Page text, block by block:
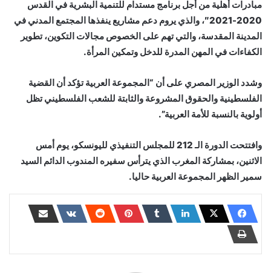
مبادرات أهلية من أجل برنامج مستدام للتنمية البشرية في القدس
2020-2021″، والذي يروم دعم مشاريع ينفذها المجتمع المدني في
المدينة المقدسة، والتي تهم على الخصوص مجالات التكوين، تطوير
الكفاءات في المهن المدرة للدخل وتمكين المرأة.
وشدد الوزير المصري على أن “المجموعة العربية تؤكد أن القضية
الفلسطينية والحقوق المشروعة والثابتة للشعب الفلسطيني تظل
أولوية بالنسبة للأمة العربية”.
وافتتحت الدورة الـ 212 للمجلس التنفيذي لليونسكو، يوم أمس
الاثنين، بمشاركة المغرب الذي يترأس سفيره المندوب الدائم السيد
سمير الظهر المجموعة العربية حاليا.